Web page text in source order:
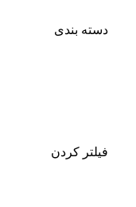
دسته بندی
فیلتر کردن